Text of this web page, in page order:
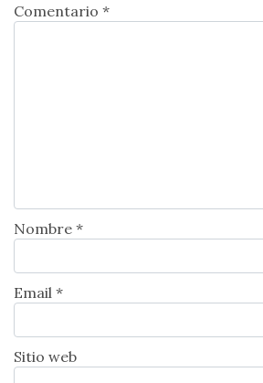
Comentario *
Nombre *
Email *
Sitio web